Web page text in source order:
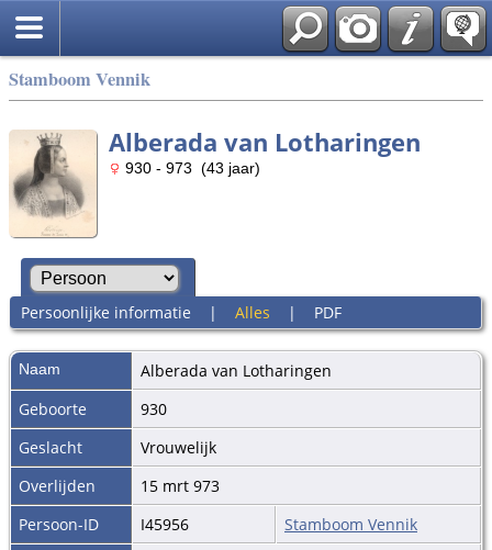
Stamboom Vennik
Alberada van Lotharingen
930 - 973 (43 jaar)
Persoonlijke informatie | Alles | PDF
Naam Alberada van Lotharingen
Geboorte
930
Geslacht
Vrouwelijk
Overlijden
15 mrt 973
Persoon-ID
I45956
Stamboom Vennik